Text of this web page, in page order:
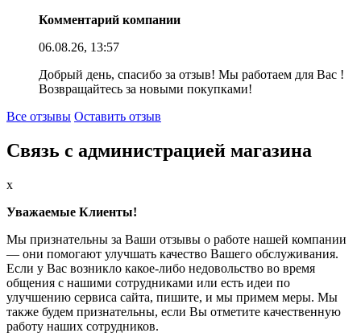
Комментарий компании
06.08.26, 13:57
Добрый день, спасибо за отзыв! Мы работаем для Вас !
Возвращайтесь за новыми покупками!
Все отзывы Оставить отзыв
Связь с администрацией магазина
x
Уважаемые Клиенты!
Мы признательны за Ваши отзывы о работе нашей компании
— они помогают улучшать качество Вашего обслуживания.
Если у Вас возникло какое-либо недовольство во время
общения с нашими сотрудниками или есть идеи по
улучшению сервиса сайта, пишите, и мы примем меры. Мы
также будем признательны, если Вы отметите качественную
работу наших сотрудников.